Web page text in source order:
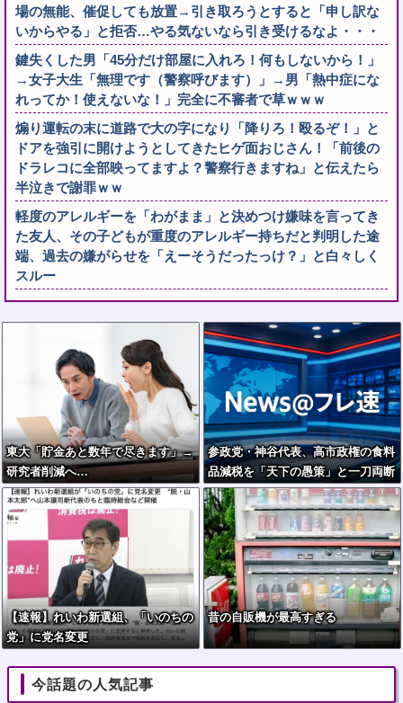
場の無能、催促しても放置→引き取ろうとすると「申し訳な
いからやる」と拒否…やる気ないなら引き受けるなよ・・・
鍵失くした男「45分だけ部屋に入れろ！何もしないから！」
→女子大生「無理です（警察呼びます）」→男「熱中症にな
れってか！使えないな！」完全に不審者で草ｗｗｗ
煽り運転の末に道路で大の字になり「降りろ！殴るぞ！」と
ドアを強引に開けようとしてきたヒゲ面おじさん！「前後の
ドラレコに全部映ってますよ？警察行きますね」と伝えたら
半泣きで謝罪ｗｗ
軽度のアレルギーを「わがまま」と決めつけ嫌味を言ってき
た友人、その子どもが重度のアレルギー持ちだと判明した途
端、過去の嫌がらせを「えーそうだったっけ？」と白々しく
スルー
東大「貯金あと数年で尽きます」→
研究者削減へ…
参政党・神谷代表、高市政権の食料
品減税を「天下の愚策」と一刀両断
【速報】れいわ新選組、「いのちの
党」に党名変更
昔の自販機が最高すぎる
今話題の人気記事